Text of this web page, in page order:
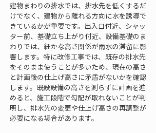
建物まわりの排水では、排水先を低くするだ
けでなく、建物から離れる方向に水を誘導で
きているかが重要です。出入口付近、シャッ
ター前、基礎立ち上がり付近、設備基礎のま
わりでは、細かな高さ関係が雨水の滞留に影
響します。特に改修工事では、既存の排水先
をそのまま使うことが多いため、現在の高さ
と計画後の仕上げ高さに矛盾がないかを確認
します。既設設備の高さを測らずに計画を進
めると、施工段階で勾配が取れないことが判
明し、排水先の変更や仕上げ高さの再調整が
必要になる場合があります。